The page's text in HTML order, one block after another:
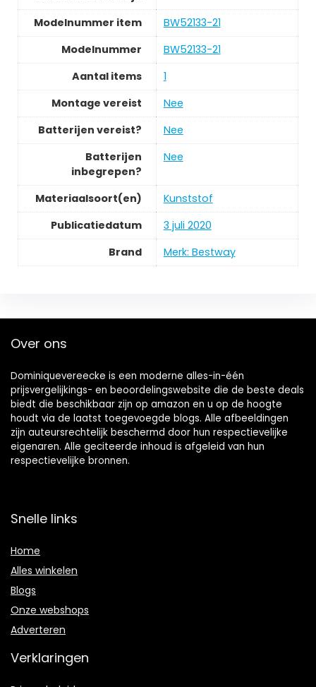
Modelnummer item
‎BW52133-21
Modelnummer
‎BW52133-21
Aantal items
‎1
Montage vereist
‎Nee
Batterijen vereist?
‎Nee
Batterijen
inbegrepen?
‎Nee
Materiaalsoort(en)
‎Kunststof
Publicatiedatum
‎3 juli 2020
Brand
Merk: Bestway
Over ons
Dominiquevereecke is een moderne alles-in-één
prijsvergelijkings- en beoordelingswebsite die de beste deals
biedt die beschikbaar zijn op amazon en u op de hoogte
houdt via de laatst toegevoegde blogs. Alle afbeeldingen
zijn auteursrechtelijk beschermd door hun respectievelijke
eigenaren. Alle geciteerde inhoud is afgeleid van hun
respectievelijke bronnen.
Snelle links
Home
Alles winkelen
Blogs
Onze webshops
Adverteren
Verklaringen